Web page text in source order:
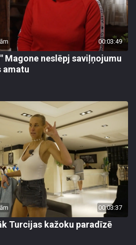
00:03:49
Magone neslēpj saviļņojumu
amatu
00:03:37
Turcijas kažoku paradīzē